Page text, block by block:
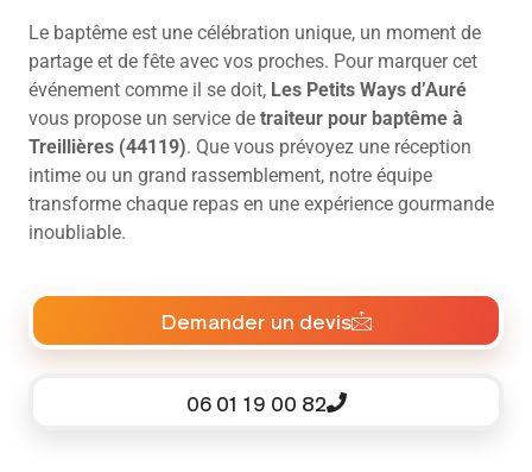
Le baptême est une célébration unique, un moment de
partage et de fête avec vos proches. Pour marquer cet
événement comme il se doit, Les Petits Ways d’Auré
vous propose un service de traiteur pour baptême à
Treillières (44119). Que vous prévoyez une réception
intime ou un grand rassemblement, notre équipe
transforme chaque repas en une expérience gourmande
inoubliable.
Demander un devis
06 01 19 00 82